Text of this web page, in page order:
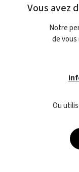
Vous avez
Notre
de vous
Ou